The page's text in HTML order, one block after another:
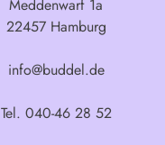
Meddenwarf 1a
22457 Hamburg
info@buddel.de
Tel. 040-46 28 52